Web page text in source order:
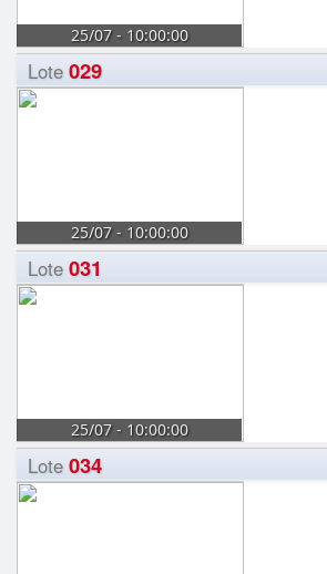
25/07 - 10:00:00
Lote 029
25/07 - 10:00:00
Lote 031
25/07 - 10:00:00
Lote 034